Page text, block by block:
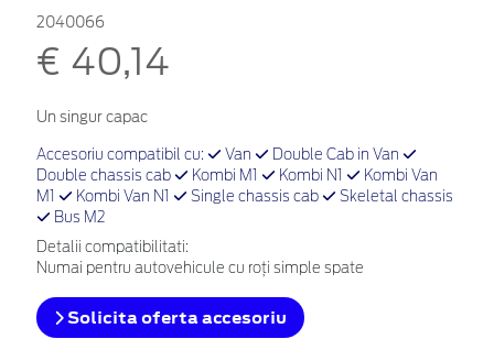
2040066
€ 40,14
Un singur capac
Accesoriu compatibil cu: Van
Double Cab in Van
Double chassis cab
Kombi M1 Kombi N1
Kombi Van
M1
Kombi Van N1 Single chassis cab
Skeletal chassis
Bus M2
Detalii compatibilitati:
Numai pentru autovehicule cu roţi simple spate
Solicita oferta accesoriu